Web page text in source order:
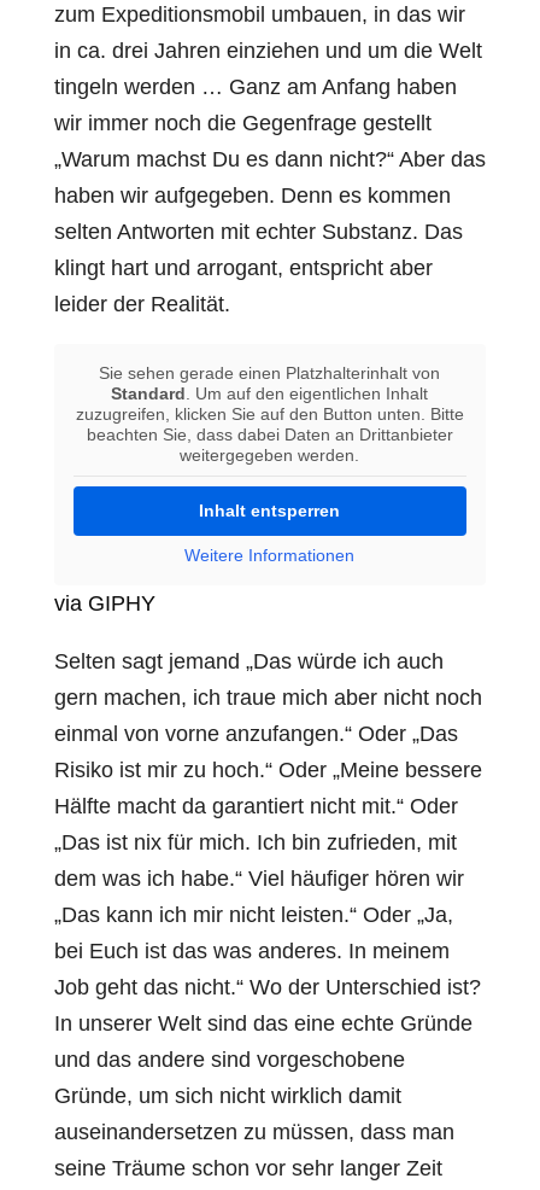
zum Expeditionsmobil umbauen, in das wir
in ca. drei Jahren einziehen und um die Welt
tingeln werden … Ganz am Anfang haben
wir immer noch die Gegenfrage gestellt
„Warum machst Du es dann nicht?“ Aber das
haben wir aufgegeben. Denn es kommen
selten Antworten mit echter Substanz. Das
klingt hart und arrogant, entspricht aber
leider der Realität.
Sie sehen gerade einen Platzhalterinhalt von
Standard . Um auf den eigentlichen Inhalt
zuzugreifen, klicken Sie auf den Button unten. Bitte
beachten Sie, dass dabei Daten an Drittanbieter
weitergegeben werden.
Inhalt entsperren
Weitere Informationen
via GIPHY
Selten sagt jemand „Das würde ich auch
gern machen, ich traue mich aber nicht noch
einmal von vorne anzufangen.“ Oder „Das
Risiko ist mir zu hoch.“ Oder „Meine bessere
Hälfte macht da garantiert nicht mit.“ Oder
„Das ist nix für mich. Ich bin zufrieden, mit
dem was ich habe.“ Viel häufiger hören wir
„Das kann ich mir nicht leisten.“ Oder „Ja,
bei Euch ist das was anderes. In meinem
Job geht das nicht.“ Wo der Unterschied ist?
In unserer Welt sind das eine echte Gründe
und das andere sind vorgeschobene
Gründe, um sich nicht wirklich damit
auseinandersetzen zu müssen, dass man
seine Träume schon vor sehr langer Zeit